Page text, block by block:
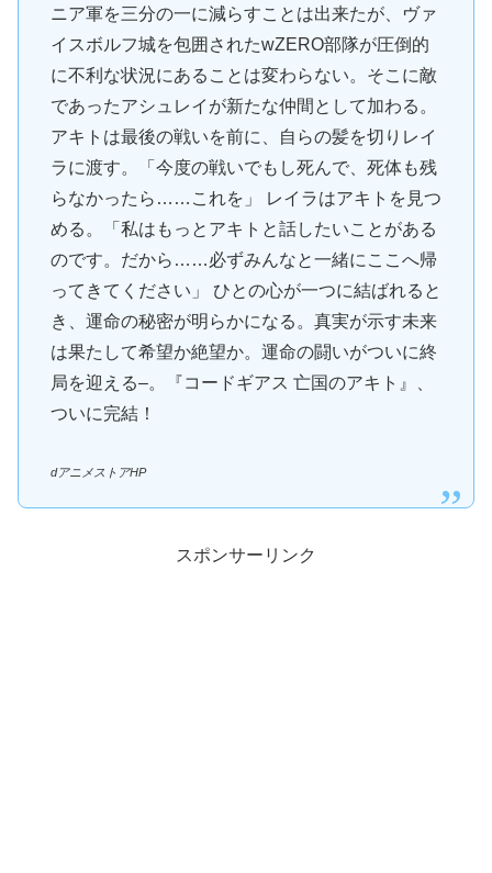
ニア軍を三分の一に減らすことは出来たが、ヴァ
イスボルフ城を包囲されたwZERO部隊が圧倒的
に不利な状況にあることは変わらない。そこに敵
であったアシュレイが新たな仲間として加わる。
アキトは最後の戦いを前に、自らの髪を切りレイ
ラに渡す。「今度の戦いでもし死んで、死体も残
らなかったら……これを」 レイラはアキトを見つ
める。「私はもっとアキトと話したいことがある
のです。だから……必ずみんなと一緒にここへ帰
ってきてください」 ひとの心が一つに結ばれると
き、運命の秘密が明らかになる。真実が示す未来
は果たして希望か絶望か。運命の闘いがついに終
局を迎える–。『コードギアス 亡国のアキト』、
ついに完結！
dアニメストアHP
スポンサーリンク